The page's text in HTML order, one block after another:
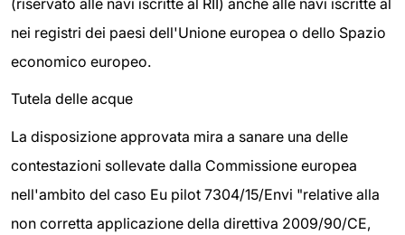
nei registri dei paesi dell'Unione europea o dello Spazio
economico europeo.
Tutela delle acque
La disposizione approvata mira a sanare una delle
contestazioni sollevate dalla Commissione europea
nell'ambito del caso Eu pilot 7304/15/Envi "relative alla
non corretta applicazione della direttiva 2009/90/CE,